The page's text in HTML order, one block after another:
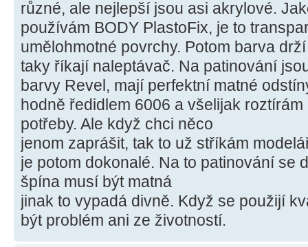
různé, ale nejlepší jsou asi akrylové.
používám BODY PlastoFix, je to
umělohmotné povrchy. Potom barva
taky říkají naleptávač. Na patinování
barvy Revel, mají perfektní matné
hodně ředidlem 6006 a všelijak
potřeby. Ale když chci něco
jenom zaprášit, tak to už stříkám
je potom dokonalé. Na to patinování se
špína musí být matná
jinak to vypadá divně. Když se použijí
být problém ani ze životností.